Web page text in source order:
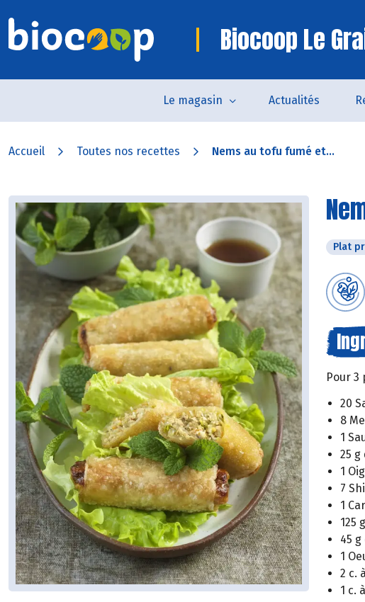
Biocoop Le
Le magasin Actualités
Accueil Toutes nos recettes Nems au tofu fumé et...
Plat
Pour 3
20
8
1
25 g
1
7
1
125
45 g
1
2 c.
1 c.